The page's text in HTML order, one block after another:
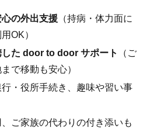
の外出支援 （持病・体力面に
OK）
た door to door サポート
（ご
で移動も安心）
・役所手続き、趣味や習い事
ご家族の代わりの付き添いも